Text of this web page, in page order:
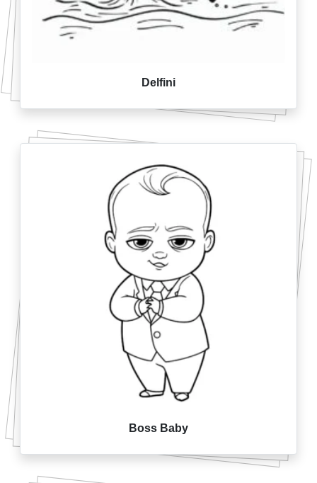
Delfini
Boss Baby